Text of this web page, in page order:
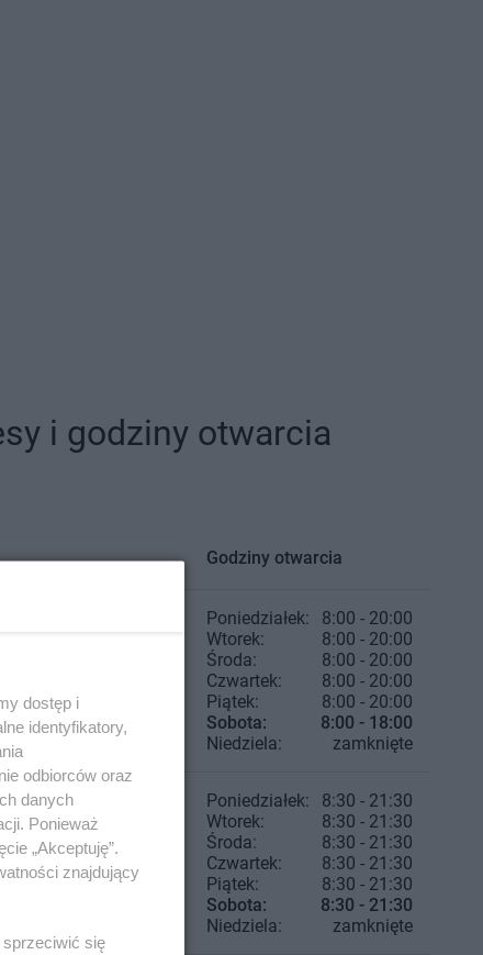
i godziny otwarcia
Godziny otwarcia
Poniedziałek:
8:00 - 20:00
Wtorek:
8:00 - 20:00
Środa:
8:00 - 20:00
Czwartek:
8:00 - 20:00
Piątek:
8:00 - 20:00
Sobota:
8:00 - 18:00
Niedziela:
zamknięte
Poniedziałek:
8:30 - 21:30
Wtorek:
8:30 - 21:30
Środa:
8:30 - 21:30
Czwartek:
8:30 - 21:30
Piątek:
8:30 - 21:30
Sobota:
8:30 - 21:30
Niedziela:
zamknięte
dostęp i
identyfikatory,
odbiorców oraz
danych
Ponieważ
„Akceptuję”.
znajdujący
sprzeciwić się